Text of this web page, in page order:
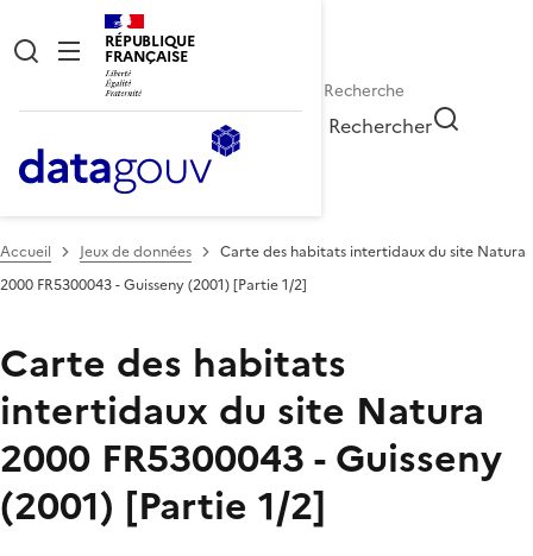
RÉPUBLIQUE
FRANÇAISE
Rechercher
Accueil Jeux de données
Carte des habitats intertidaux du site Natura
2000 FR5300043 - Guisseny (2001) [Partie 1/2]
Carte des habitats
intertidaux du site Natura
2000 FR5300043 - Guisseny
(2001) [Partie 1/2]